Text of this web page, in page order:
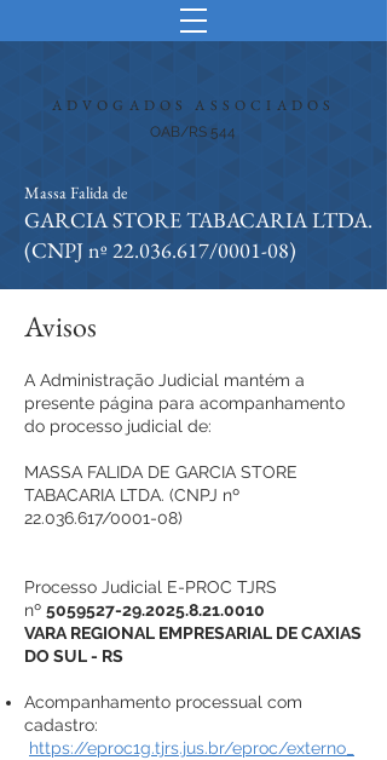
OAB/RS 544
ADVOGADOS ASSOCIADOS
Massa Falida de
GARCIA STORE TABACARIA LTDA.
(CNPJ nº 22.036.617/0001-08)
Avisos
A Administração Judicial mantém a
presente página para acompanhamento
do processo judicial de:
MASSA FALIDA DE GARCIA STORE
TABACARIA LTDA. (CNPJ nº
22.036.617/0001-08)
Processo Judicial E-PROC TJRS
nº 5059527-29.2025.8.21.0010
VARA REGIONAL EMPRESARIAL DE CAXIAS
DO SUL - RS
Acompanhamento processual com
cadastro:
https://eproc1g.tjrs.jus.br/eproc/externo_